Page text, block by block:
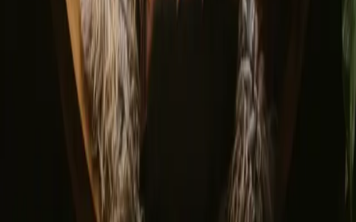
© 2026 Campanyon AS. All rights reserved.
Termos e condições
Política de privacidade
Pagamento seguro